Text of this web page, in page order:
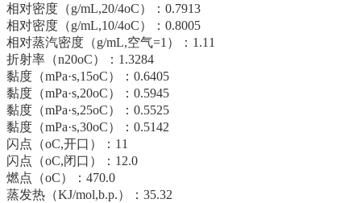
相对密度（g/mL,20/4oC）：0.7913
相对密度（g/mL,10/4oC）：0.8005
相对蒸汽密度（g/mL,空气=1）：1.11
折射率（n20oC）：1.3284
黏度（mPa·s,15oC）：0.6405
黏度（mPa·s,20oC）：0.5945
黏度（mPa·s,25oC）：0.5525
黏度（mPa·s,30oC）：0.5142
闪点（oC,开口）：11
闪点（oC,闭口）：12.0
燃点（oC）：470.0
蒸发热（KJ/mol,b.p.）：35.32